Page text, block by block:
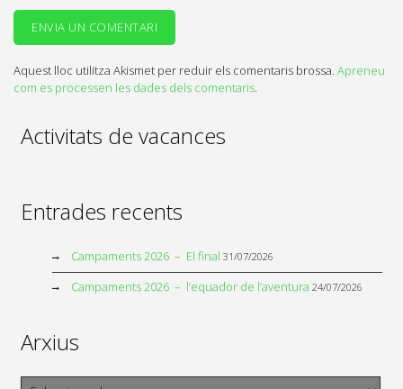
Aquest lloc utilitza Akismet per reduir els comentaris brossa. Apreneu
com es processen les dades dels comentaris.
Activitats de vacances
Entrades recents
Campaments 2026 – El final 31/07/2026
Campaments 2026 – l’equador de l’aventura 24/07/2026
Arxius
Arxius